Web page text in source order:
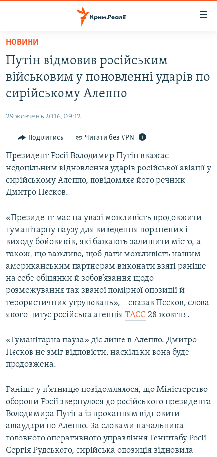
Перейти
основного
матеріалу
Перейти
до
основної
Перейти
пошуку
ВОДА.КРИМ
ВІДЕО ТА ФОТО
БЛОГИ
ПОГЛЯД
ІНТЕРВ'Ю
ВСЕ ЗА ДЕНЬ
СПЕЦПРОЕКТИ
ВІДЕОУРОКИ «ELIFBE»
СВІДЧЕННЯ ОКУПАЦІЇ
ІНФОГРАФІКА
Русский
Qırımtatar
ДОЛУЧАЙСЯ!
НОВИНИ
Путін відмовив російським
військовим у поновленні ударів по
сирійському Алеппо
29 жовтень 2016, 09:12
Поділитись Читати без VPN
Президент Росії Володимир Путін вважає
недоцільним відновлення ударів російської авіації у
сирійському Алеппо, повідомляє його речник
Дмитро Пєсков.
«Президент має на увазі можливість продовжити
гуманітарну паузу для виведення поранених і
виходу бойовиків, які бажають залишити місто, а
також, що важливо, щоб дати можливість нашим
американським партнерам виконати взяті раніше
на себе обіцянки й зобов’язання щодо
розмежування так званої помірної опозиції й
терористичних угруповань», – сказав Пєсков, слова
якого цитує російська агенція ТАСС 28 жовтня.
«Гуманітарна пауза» діє лише в Алеппо. Дмитро
Пєсков не зміг відповісти, наскільки вона буде
продовжена.
Раніше у п’ятницю повідомлялося, що Міністерство
оборони Росії звернулося до російського президента
Володимира Путіна із проханням відновити
авіаудари по Алеппо. За словами начальника
головного оперативного управління Генштабу Росії
Сергія Рудського, сирійська опозиція відновила